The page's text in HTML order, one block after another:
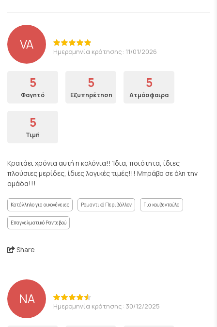
VA Ημερομηνία κράτησης: 11/01/2026
5
Φαγητό
5
Εξυπηρέτηση
5
Ατμόσφαιρα
5
Τιμή
Κρατάει χρόνια αυτή η κολόνια!! Ίδια, ποιότητα, ίδιες
πλούσιες μερίδες, ίδιες λογικές τιμές!!! Μπράβο σε όλη την
ομάδα!!!
Κατάλληλο για οικογένειες Ρομαντικό Περιβάλλον Για κουβεντούλα
Επαγγελματικό Ραντεβού
Share
NA Ημερομηνία κράτησης: 30/12/2025